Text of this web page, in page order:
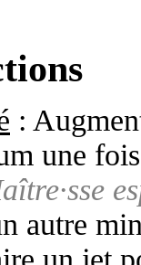
:
une
autre